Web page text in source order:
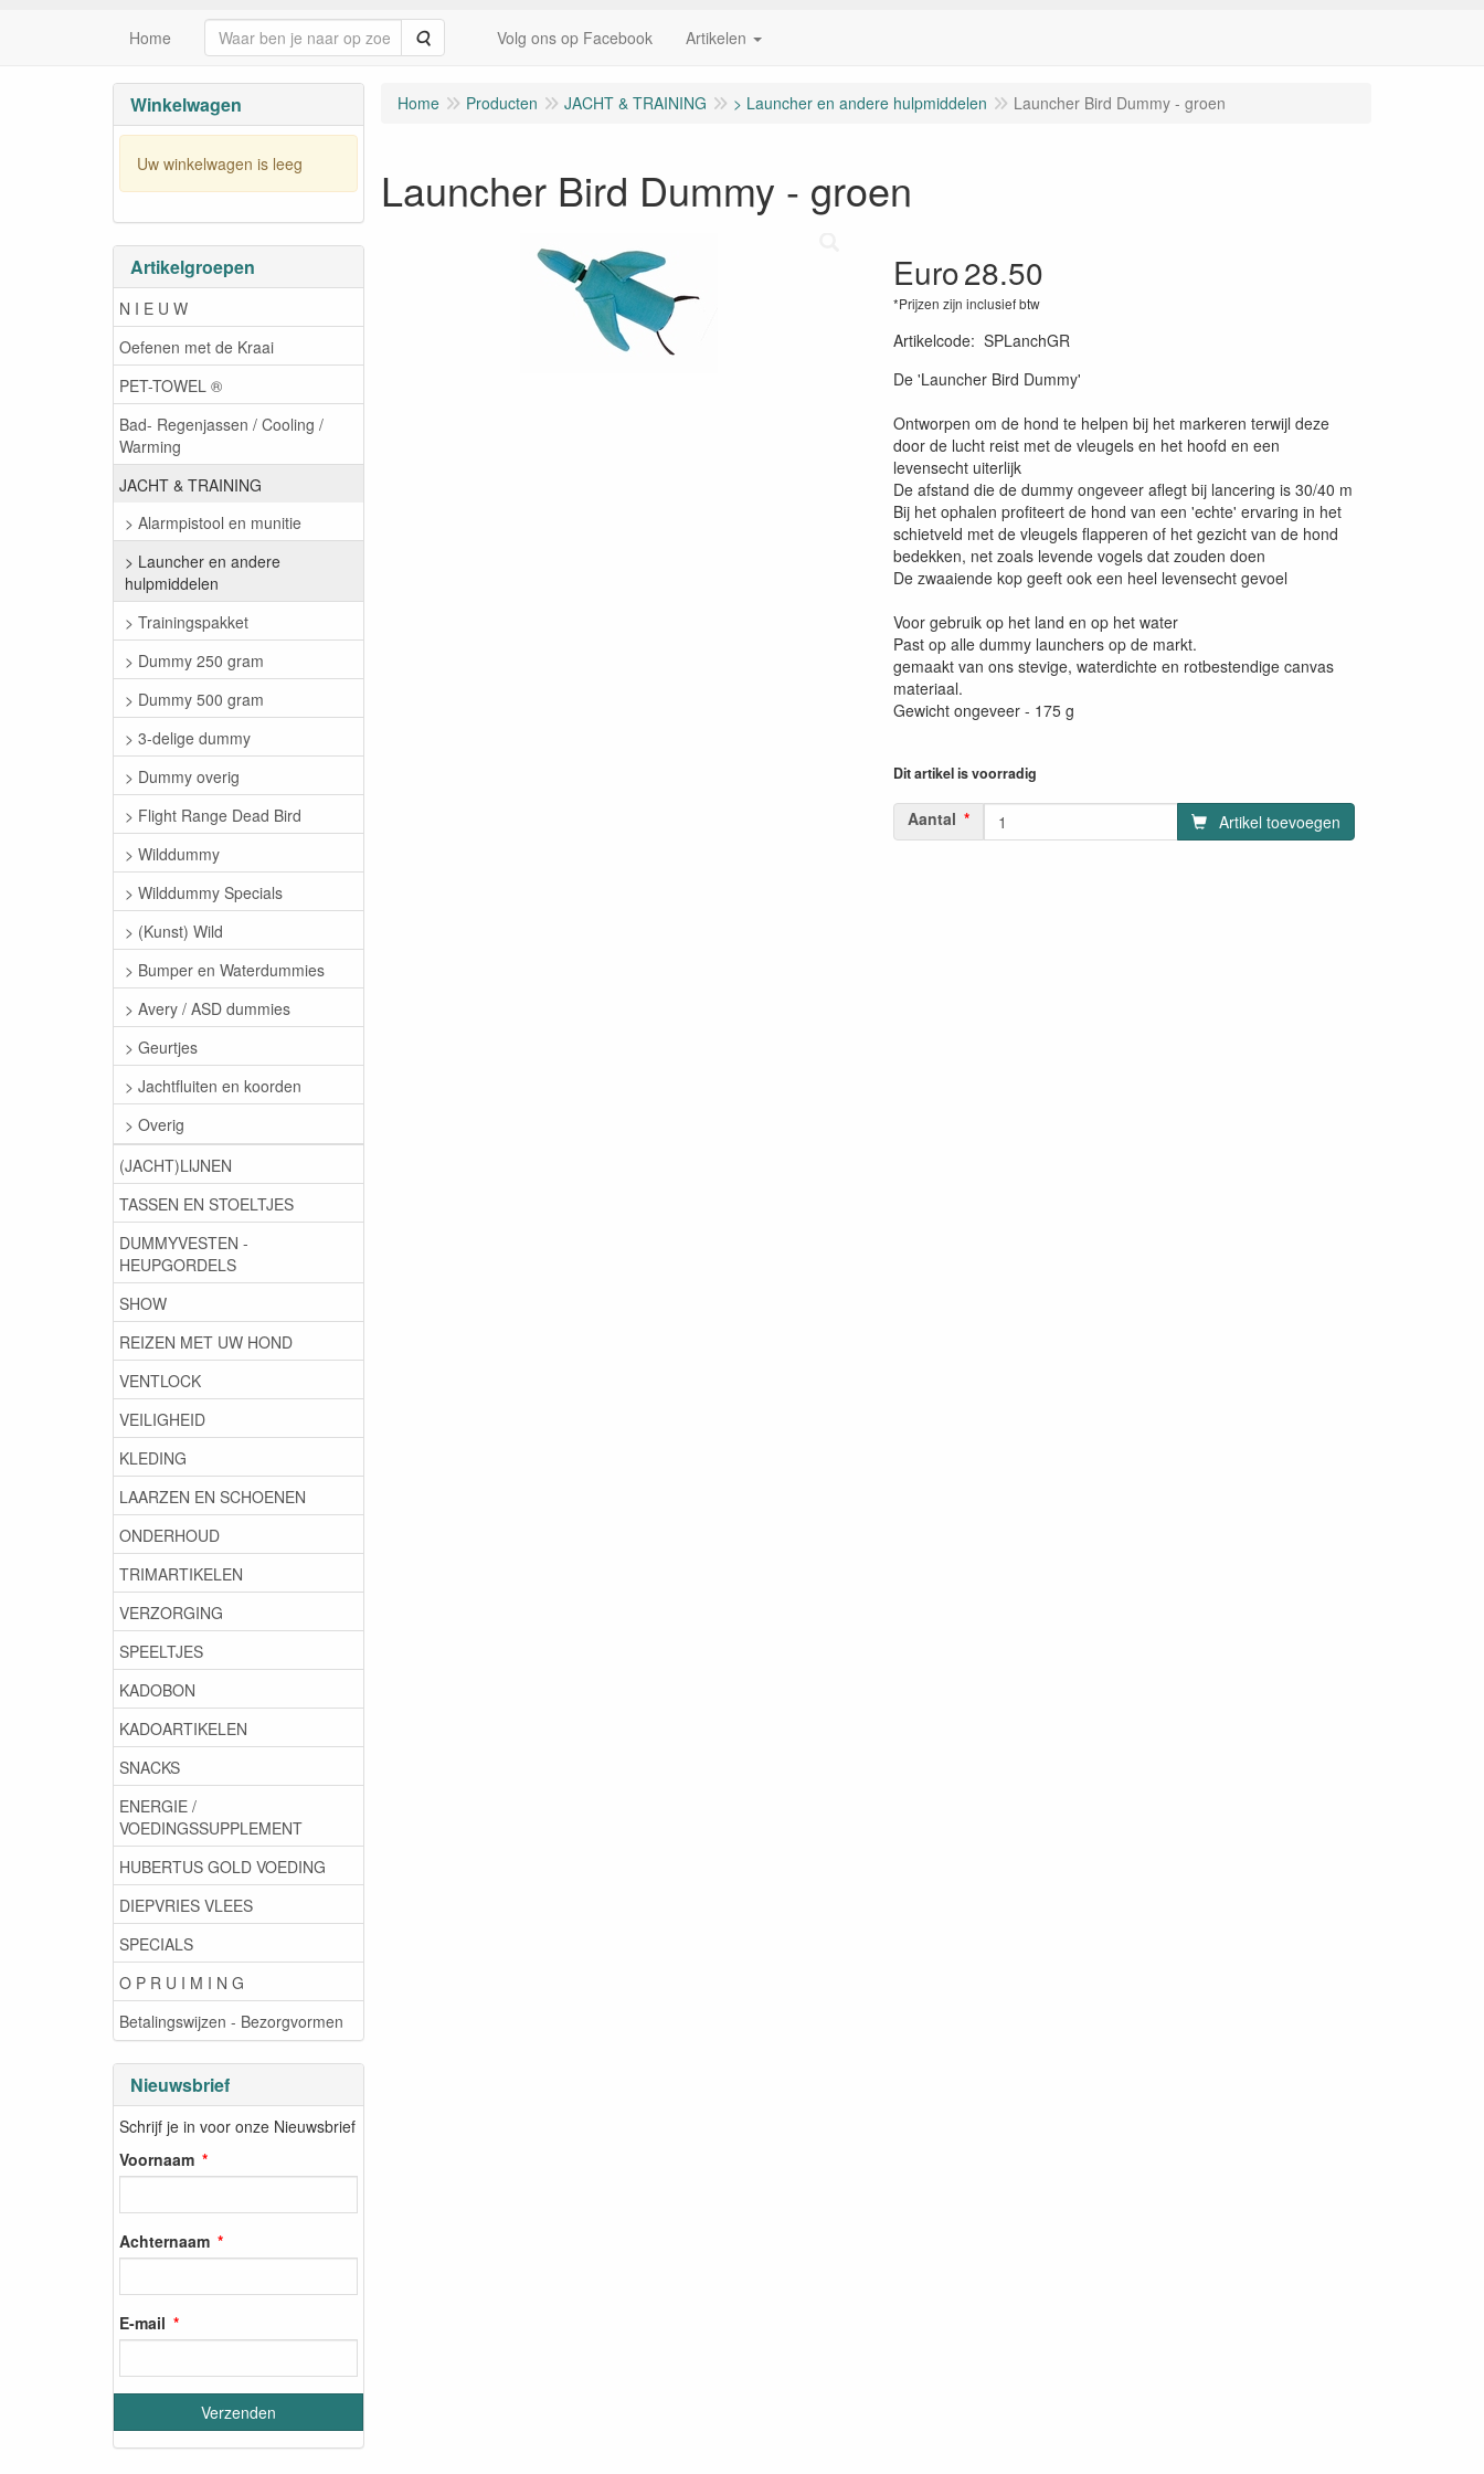
Home Zoeken Volg ons op Facebook Artikelen
Winkelwagen
Uw winkelwagen is leeg
Artikelgroepen
N I E U W
Oefenen met de Kraai
PET-TOWEL ®
Bad- Regenjassen / Cooling /
Warming
JACHT & TRAINING
> Alarmpistool en munitie
> Launcher en andere
hulpmiddelen
> Trainingspakket
> Dummy 250 gram
> Dummy 500 gram
> 3-delige dummy
> Dummy overig
> Flight Range Dead Bird
> Wilddummy
> Wilddummy Specials
> (Kunst) Wild
> Bumper en Waterdummies
> Avery / ASD dummies
> Geurtjes
> Jachtfluiten en koorden
> Overig
(JACHT)LIJNEN
TASSEN EN STOELTJES
DUMMYVESTEN -
HEUPGORDELS
SHOW
REIZEN MET UW HOND
VENTLOCK
VEILIGHEID
KLEDING
LAARZEN EN SCHOENEN
ONDERHOUD
TRIMARTIKELEN
VERZORGING
SPEELTJES
KADOBON
KADOARTIKELEN
SNACKS
ENERGIE /
VOEDINGSSUPPLEMENT
HUBERTUS GOLD VOEDING
DIEPVRIES VLEES
SPECIALS
O P R U I M I N G
Betalingswijzen - Bezorgvormen
Nieuwsbrief
Schrijf je in voor onze Nieuwsbrief
Voornaam
Achternaam
E-mail
Home Producten JACHT & TRAINING > Launcher en andere hulpmiddelen Launcher Bird Dummy - groen
Launcher Bird Dummy - groen
Euro28.50
*Prijzen zijn inclusief btw
Artikelcode: SPLanchGR
De 'Launcher Bird Dummy'
Ontworpen om de hond te helpen bij het markeren terwijl deze
door de lucht reist met de vleugels en het hoofd en een
levensecht uiterlijk
De afstand die de dummy ongeveer aflegt bij lancering is 30/40 m
Bij het ophalen profiteert de hond van een 'echte' ervaring in het
schietveld met de vleugels flapperen of het gezicht van de hond
bedekken, net zoals levende vogels dat zouden doen
De zwaaiende kop geeft ook een heel levensecht gevoel
Voor gebruik op het land en op het water
Past op alle dummy launchers op de markt.
gemaakt van ons stevige, waterdichte en rotbestendige canvas
materiaal.
Gewicht ongeveer - 175 g
Dit artikel is voorradig
Aantal Artikel toevoegen